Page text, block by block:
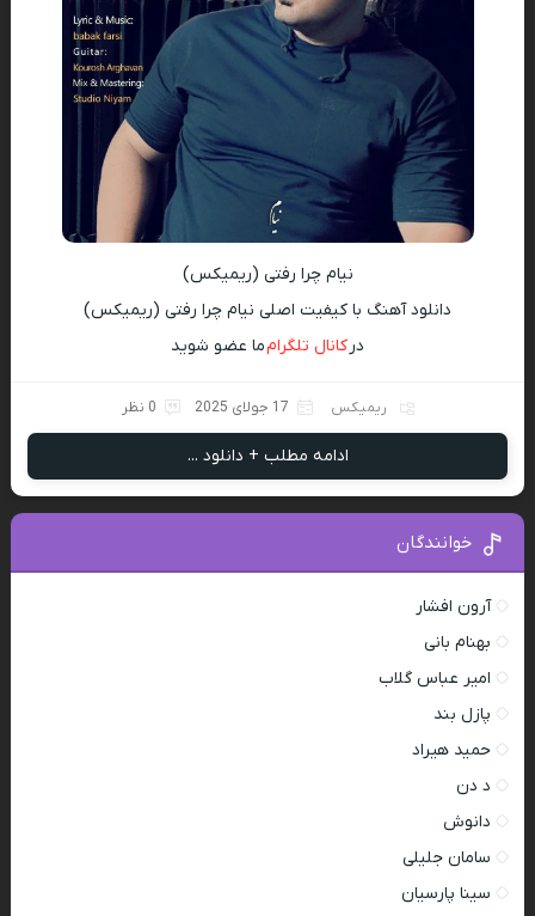
نیام چرا رفتی (ریمیکس)
دانلود آهنگ با کیفیت اصلی نیام چرا رفتی (ریمیکس)
درکانال تلگرامما عضو شوید
ریمیکس 17 جولای 2025 0 نظر
ادامه مطلب + دانلود ...
خوانندگان
آرون افشار
بهنام بانی
امیر عباس گلاب
پازل بند
حمید هیراد
د دن
دانوش
سامان جلیلی
سینا پارسیان